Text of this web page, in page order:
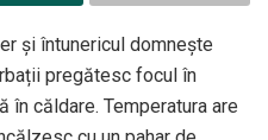
și întunericul domnește
pregătesc focul în
în căldare. Temperatura are